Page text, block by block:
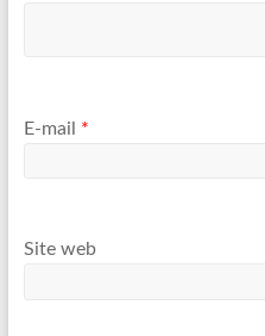
E-mail *
Site web